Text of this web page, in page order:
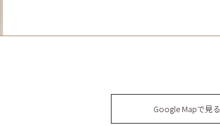
Google Mapで見る